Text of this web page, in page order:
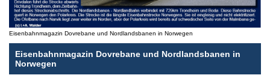
Eisenbahnmagazin Dovrebane und Nordlandsbanen in Norwegen
Eisenbahnmagazin Dovrebane und Nordlandsbanen in
Norwegen